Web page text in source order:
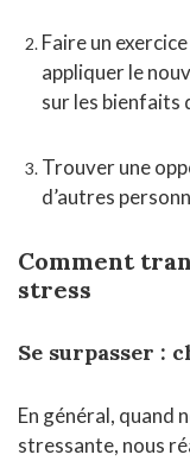
Faire un
appliquer le
sur les bienfaits
Trouver une
d’autres
Comment
stress
Se surpasser :
En général, quand
stressante, nous